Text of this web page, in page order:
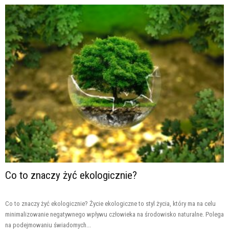
Co to znaczy żyć ekologicznie?
Co to znaczy żyć ekologicznie? Życie ekologiczne to styl życia, który ma na celu
minimalizowanie negatywnego wpływu człowieka na środowisko naturalne. Polega
na podejmowaniu świadomych...